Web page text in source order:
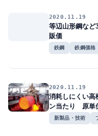
2020.11.19
等辺山形鋼な
販価
鉄鋼 鉄鋼価格
2020.11.19
消耗しにくい
ン当たり 原単
新製品・技術